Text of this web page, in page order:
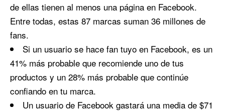
de ellas tienen al menos una página en Facebook.
Entre todas, estas 87 marcas suman 36 millones de
fans.
Si un usuario se hace fan tuyo en Facebook, es un
41% más probable que recomiende uno de tus
productos y un 28% más probable que continúe
confiando en tu marca.
Un usuario de Facebook gastará una media de $71